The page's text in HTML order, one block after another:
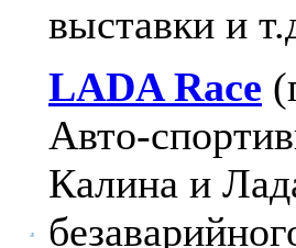
выставки и
LADA Race
Авто-
Калина и